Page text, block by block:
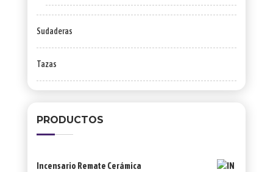
Sudaderas
Tazas
PRODUCTOS
Incensario Remate Cerámica